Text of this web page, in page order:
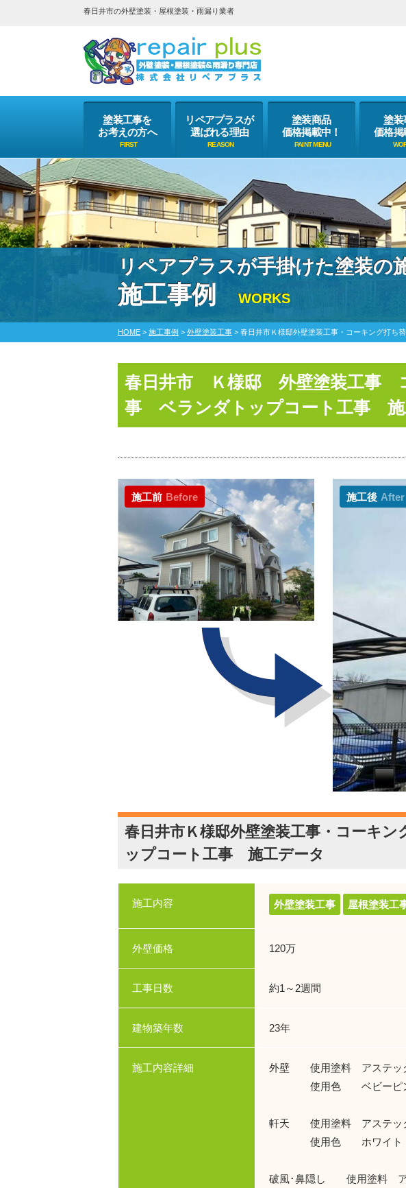
春日井市の外壁塗装・屋根塗装・雨漏り業者
塗装工事を
お考えの方へ
リペアプラスが
選ばれる理由
塗装商品
価格掲載中！
塗装
価格掲
リペアプラスが手掛けた塗装の
施工事例 WORKS
HOME > 施工事例 > 外壁塗装工事 > 春日井市Ｋ様邸外壁塗装工事・コーキング打ち
春日井市 Ｋ様邸 外壁塗装工事
事 ベランダトップコート工事 施
施工後 After
施工前 Before
春日井市Ｋ様邸外壁塗装工事・コーキ
ップコート工事 施工データ
施工内容 外壁塗装工事 屋根塗装工
外壁価格 120万
工事日数 約1～2週間
建物築年数 23年
施工内容詳細
外壁 使用塗料 アステック
使用色 ベビーピン
軒天 使用塗料 アステック
使用色 ホワイト
破風･鼻隠し 使用塗料 ア